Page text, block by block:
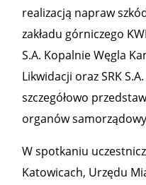
realizacją napraw
zakładu górniczego
S.A. Kopalnie Węgla
Likwidacji oraz SRK
szczegółowo
organów
W spotkaniu
Katowicach, Urzędu